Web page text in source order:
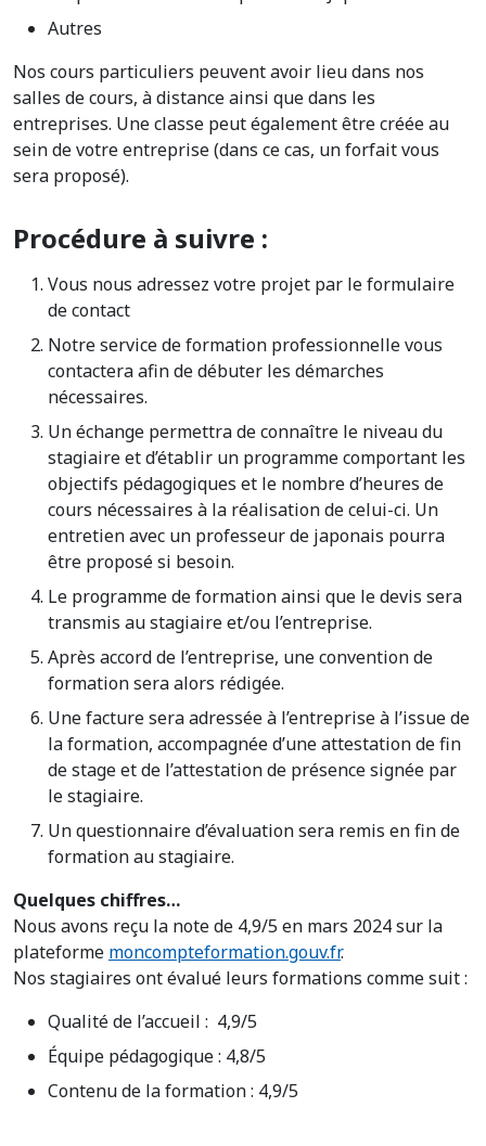
Autres
Nos cours particuliers peuvent avoir lieu dans nos
salles de cours, à distance ainsi que dans les
entreprises. Une classe peut également être créée au
sein de votre entreprise (dans ce cas, un forfait vous
sera proposé).
Procédure à suivre :
Vous nous adressez votre projet par le formulaire
de contact
Notre service de formation professionnelle vous
contactera afin de débuter les démarches
nécessaires.
Un échange permettra de connaître le niveau du
stagiaire et d’établir un programme comportant les
objectifs pédagogiques et le nombre d’heures de
cours nécessaires à la réalisation de celui-ci. Un
entretien avec un professeur de japonais pourra
être proposé si besoin.
Le programme de formation ainsi que le devis sera
transmis au stagiaire et/ou l’entreprise.
Après accord de l’entreprise, une convention de
formation sera alors rédigée.
Une facture sera adressée à l’entreprise à l’issue de
la formation, accompagnée d’une attestation de fin
de stage et de l’attestation de présence signée par
le stagiaire.
Un questionnaire d’évaluation sera remis en fin de
formation au stagiaire.
Quelques chiffres…
Nous avons reçu la note de 4,9/5 en mars 2024 sur la
plateforme moncompteformation.gouv.fr.
Nos stagiaires ont évalué leurs formations comme suit :
Qualité de l’accueil : 4,9/5
Équipe pédagogique : 4,8/5
Contenu de la formation : 4,9/5